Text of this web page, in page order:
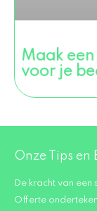
Maak
voor je
Onze Tips en
De kracht van een
Offerte